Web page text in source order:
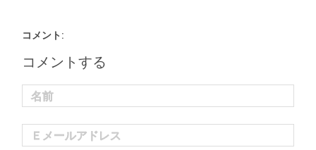
コメント:
コメントする
名前
Ｅメールアドレス